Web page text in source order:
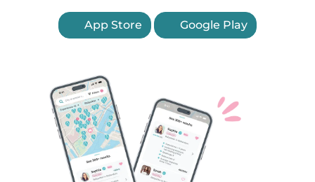
App Store Google Play